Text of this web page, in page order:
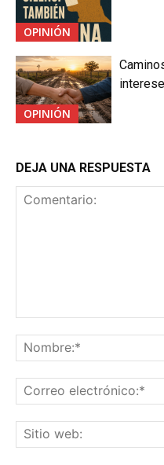
OPINIÓN
OPINIÓN
DEJA UNA RESPUESTA